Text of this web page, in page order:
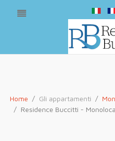
Home Gli appartamenti
Residence Buccitti -